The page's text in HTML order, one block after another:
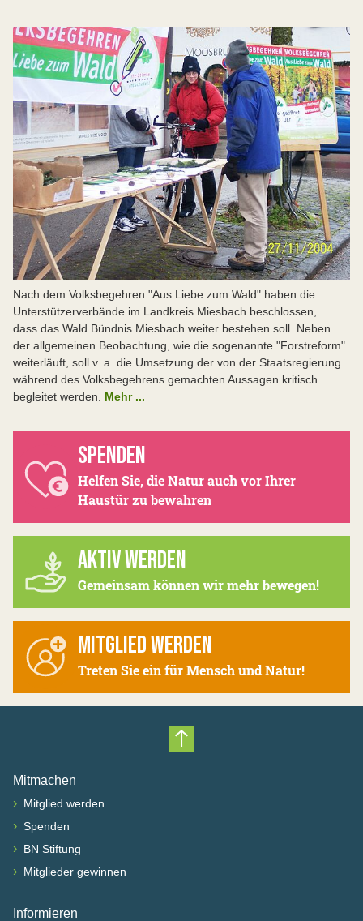
Nach dem Volksbegehren "Aus Liebe zum Wald" haben die
Unterstützerverbände im Landkreis Miesbach beschlossen,
dass das Wald Bündnis Miesbach weiter bestehen soll. Neben
der allgemeinen Beobachtung, wie die sogenannte "Forstreform"
weiterläuft, soll v. a. die Umsetzung der von der Staatsregierung
während des Volksbegehrens gemachten Aussagen kritisch
begleitet werden. Mehr ...
SPENDEN
Helfen Sie, die Natur auch vor Ihrer
Haustür zu bewahren
AKTIV WERDEN
Gemeinsam können wir mehr bewegen!
MITGLIED WERDEN
Treten Sie ein für Mensch und Natur!
Nach oben scrollen
Mitmachen
› Mitglied werden
› Spenden
› BN Stiftung
› Mitglieder gewinnen
Informieren